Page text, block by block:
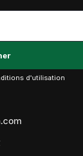
d'utilisation